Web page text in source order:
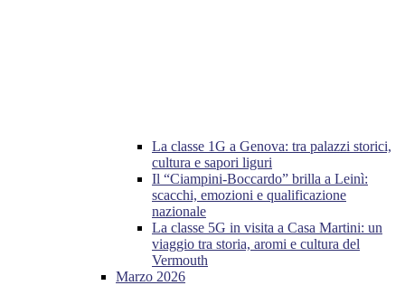
La classe 1G a Genova: tra palazzi storici,
cultura e sapori liguri
Il “Ciampini-Boccardo” brilla a Leinì:
scacchi, emozioni e qualificazione
nazionale
La classe 5G in visita a Casa Martini: un
viaggio tra storia, aromi e cultura del
Vermouth
Marzo 2026